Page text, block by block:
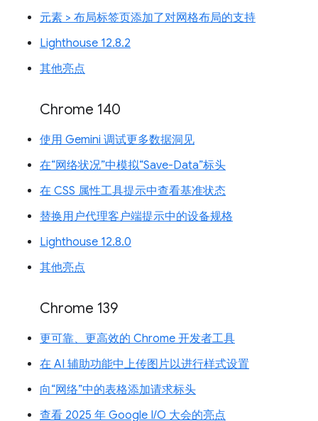
元素 > 布局标签页添加了对网格布局的支持
Lighthouse 12.8.2
其他亮点
Chrome 140
使用 Gemini 调试更多数据洞见
在“网络状况”中模拟“Save-Data”标头
在 CSS 属性工具提示中查看基准状态
替换用户代理客户端提示中的设备规格
Lighthouse 12.8.0
其他亮点
Chrome 139
更可靠、更高效的 Chrome 开发者工具
在 AI 辅助功能中上传图片以进行样式设置
向“网络”中的表格添加请求标头
查看 2025 年 Google I/O 大会的亮点